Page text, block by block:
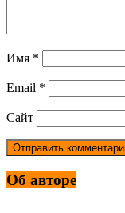
Имя *
Email *
Сайт
Об авторе